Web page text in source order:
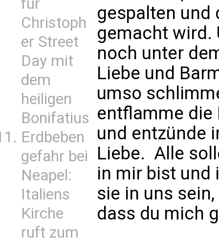
für
Christoph
er Street
Day mit
dem
heiligen
Bonifatius
Erdbeben
gefahr bei
Neapel:
Italiens
Kirche
ruft zum
gespalten und
gemacht wird.
noch unter
Liebe und
umso
entflamme die
und entzünde
Liebe.  Alle
in mir bist und
sie in uns
dass du mich